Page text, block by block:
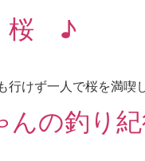
♪
行けず一人で桜を満喫
んの釣り